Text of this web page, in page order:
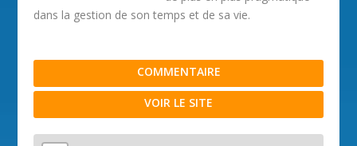
dans la gestion de son temps et de sa vie.
COMMENTAIRE
VOIR LE SITE